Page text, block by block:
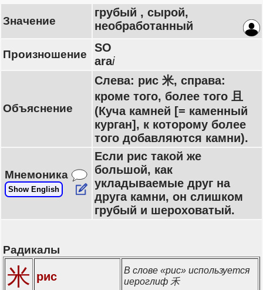
Значение
грубый , сырой,
необработанный
Произношение
SO
arai
Объяснение
Слева: рис 米, справа:
кроме того, более того 且
(Куча камней [= каменный
курган], к которому более
того добавляются камни).
Мнемоника
Show English
Если рис такой же
большой, как
укладываемые друг на
друга камни, он слишком
грубый и шероховатый.
Радикалы
米 рис
В слове «рис» используется
иероглиф 禾